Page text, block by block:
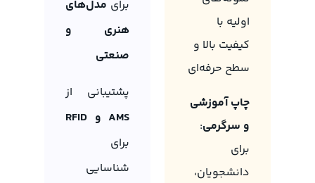
اولیه با
کیفیت بالا و
سطح حرفه‌ای
چاپ آموزشی
و سرگرمی:
برای
دانشجویان،
برای مدل‌های
هنری و
صنعتی
پشتیبانی از
AMS و RFID
برای
شناسایی